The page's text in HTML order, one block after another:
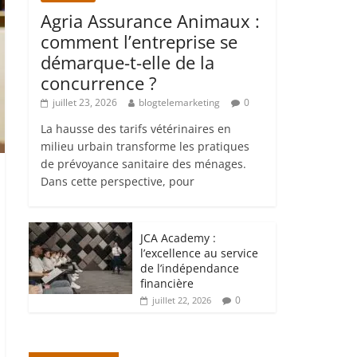
Agria Assurance Animaux :
comment l’entreprise se
démarque-t-elle de la
concurrence ?
juillet 23, 2026 blogtelemarketing 0
La hausse des tarifs vétérinaires en
milieu urbain transforme les pratiques
de prévoyance sanitaire des ménages.
Dans cette perspective, pour
JCA Academy :
l’excellence au service
de l’indépendance
financière
juillet 22, 2026 0